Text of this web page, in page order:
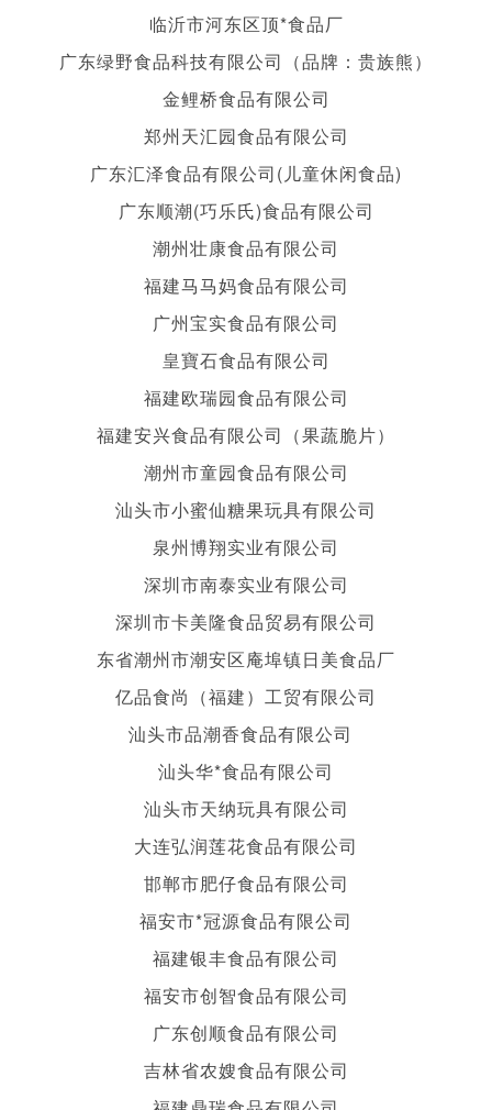
临沂市河东区顶*食品厂
广东绿野食品科技有限公司（品牌：贵族熊）
金鲤桥食品有限公司
郑州天汇园食品有限公司
广东汇泽食品有限公司(儿童休闲食品)
广东顺潮(巧乐氏)食品有限公司
潮州壮康食品有限公司
福建马马妈食品有限公司
广州宝实食品有限公司
皇寶石食品有限公司
福建欧瑞园食品有限公司
福建安兴食品有限公司（果蔬脆片）
潮州市童园食品有限公司
汕头市小蜜仙糖果玩具有限公司
泉州博翔实业有限公司
深圳市南泰实业有限公司
深圳市卡美隆食品贸易有限公司
东省潮州市潮安区庵埠镇日美食品厂
亿品食尚（福建）工贸有限公司
汕头市品潮香食品有限公司
汕头华*食品有限公司
汕头市天纳玩具有限公司
大连弘润莲花食品有限公司
邯郸市肥仔食品有限公司
福安市*冠源食品有限公司
福建银丰食品有限公司
福安市创智食品有限公司
广东创顺食品有限公司
吉林省农嫂食品有限公司